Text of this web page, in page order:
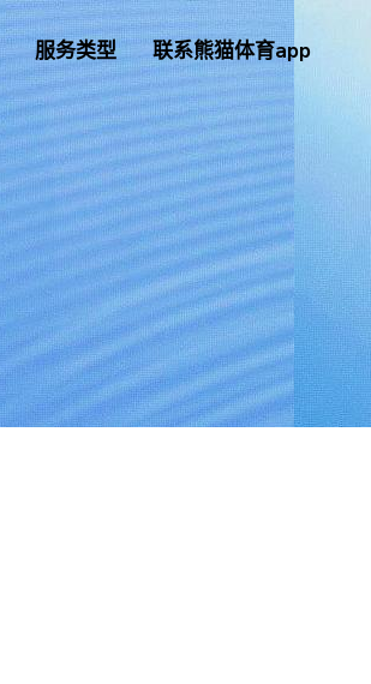
服务类型 联系熊猫体育app